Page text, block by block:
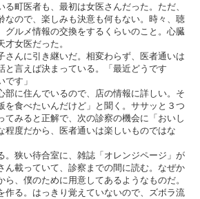
町医者も、最初は女医さんだった。ただ、
なので、楽しみも決意も何もない。時々、聴
グルメ情報の交換をするくらいのこと。心臓
女医だった。
んに引き継いだ。相変わらず、医者通いは
と言えば決まっている。「最近どうです
す」
に住んでいるので、店の情報に詳しい。そ
を食べたいんだけど」と聞く。ササッと３つ
てみると正解で、次の診察の機会に「おいし
程度だから、医者通いは楽しいものではな
狭い待合室に、雑誌「オレンジページ」が
ん載っていて、診察までの間に読む。なぜか
、僕のために用意してあるようなものだ。
る。はっきり覚えていないので、ズボラ流